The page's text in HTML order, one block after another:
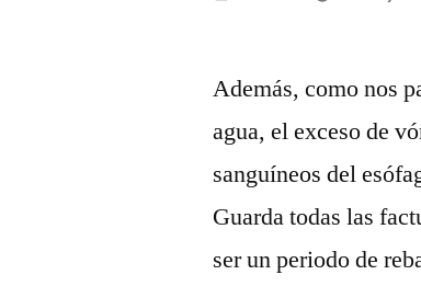
Además, como nos
agua, el exceso de
sanguíneos del
Guarda todas las
ser un periodo de